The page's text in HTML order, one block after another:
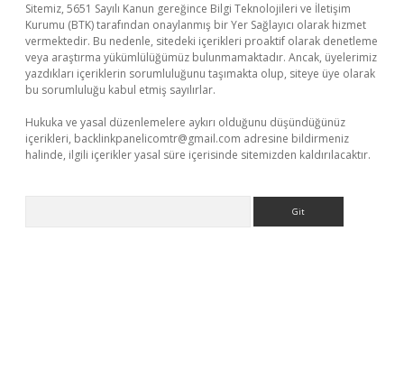
Sitemiz, 5651 Sayılı Kanun gereğince Bilgi Teknolojileri ve İletişim
Kurumu (BTK) tarafından onaylanmış bir Yer Sağlayıcı olarak hizmet
vermektedir. Bu nedenle, sitedeki içerikleri proaktif olarak denetleme
veya araştırma yükümlülüğümüz bulunmamaktadır. Ancak, üyelerimiz
yazdıkları içeriklerin sorumluluğunu taşımakta olup, siteye üye olarak
bu sorumluluğu kabul etmiş sayılırlar.
Hukuka ve yasal düzenlemelere aykırı olduğunu düşündüğünüz
içerikleri, backlinkpanelicomtr@gmail.com adresine bildirmeniz
halinde, ilgili içerikler yasal süre içerisinde sitemizden kaldırılacaktır.